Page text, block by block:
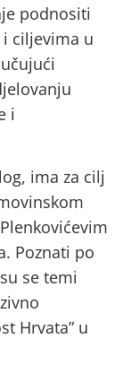
podnositi
ciljevima u
i
ima za cilj
Poznati po
se temi
Hrvata” u